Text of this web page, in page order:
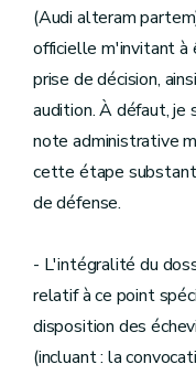
(Audi alteram
officielle m'invitant à
prise de décision,
audition. À défaut, je
note administrative
cette étape
de défense.
- L'intégralité du
relatif à ce point
disposition des
(incluant : la